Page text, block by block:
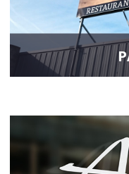
Communiquez